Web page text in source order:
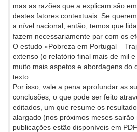
mas as razões que a explicam são
destes fatores contextuais. Se
a nível nacional, então, temos que
fazem necessariamente par com os
O estudo «Pobreza em Portugal –
extenso (o relatório final mais de mil
muito mais aspetos e abordagens do
texto.
Por isso, vale a pena aprofundar as
conclusões, o que pode ser feito
editados, um que resume os
alargado (nos próximos meses sairão
publicações estão disponíveis em